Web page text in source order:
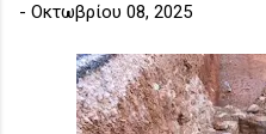
- Οκτωβρίου 08, 2025